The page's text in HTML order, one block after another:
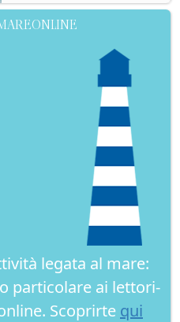
legata al mare:
particolare ai lettori-
Scoprirte qui